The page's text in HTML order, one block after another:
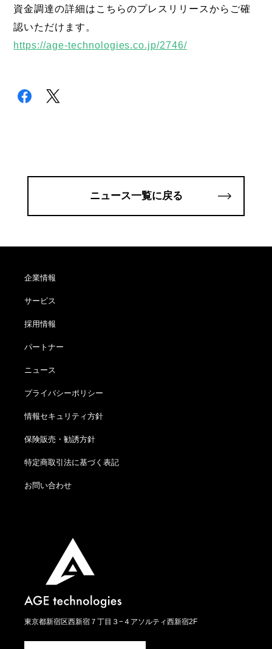
資金調達の詳細はこちらのプレスリリースからご確
認いただけます。
https://age-technologies.co.jp/2746/
ニュース一覧に戻る
企業情報
サービス
採用情報
パートナー
ニュース
プライバシーポリシー
情報セキュリティ方針
保険販売・勧誘方針
特定商取引法に基づく表記
お問い合わせ
東京都新宿区西新宿７丁目３−４アソルティ西新宿2F